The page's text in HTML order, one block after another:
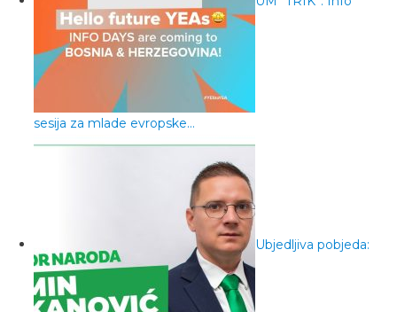
sesija za mlade evropske…
Ubjedljiva pobjeda: